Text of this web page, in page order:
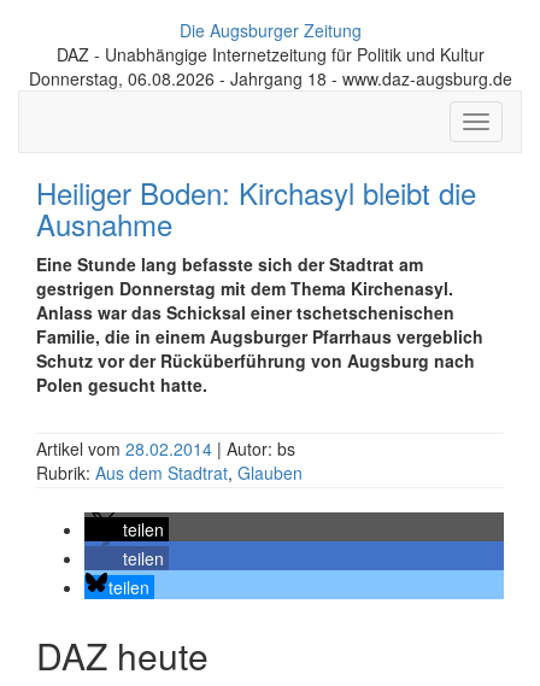
Die Augsburger Zeitung
DAZ - Unabhängige Internetzeitung für Politik und Kultur
Donnerstag, 06.08.2026 - Jahrgang 18 - www.daz-augsburg.de
Toggle
Heiliger Boden: Kirchasyl bleibt die
Ausnahme
Eine Stunde lang befasste sich der Stadtrat am
gestrigen Donnerstag mit dem Thema Kirchenasyl.
Anlass war das Schicksal einer tschetschenischen
Familie, die in einem Augsburger Pfarrhaus vergeblich
Schutz vor der Rücküberführung von Augsburg nach
Polen gesucht hatte.
Artikel vom 28.02.2014 | Autor: bs
Rubrik: Aus dem Stadtrat, Glauben
teilen
teilen
teilen
DAZ heute